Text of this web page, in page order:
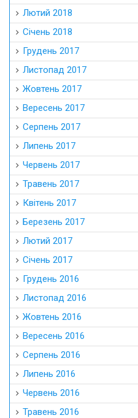
Лютий 2018
Січень 2018
Грудень 2017
Листопад 2017
Жовтень 2017
Вересень 2017
Серпень 2017
Липень 2017
Червень 2017
Травень 2017
Квітень 2017
Березень 2017
Лютий 2017
Січень 2017
Грудень 2016
Листопад 2016
Жовтень 2016
Вересень 2016
Серпень 2016
Липень 2016
Червень 2016
Травень 2016